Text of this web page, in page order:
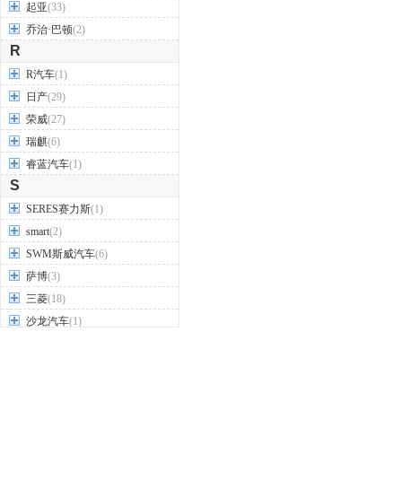
起亚(33)
乔治·巴顿(2)
R
R汽车(1)
日产(29)
荣威(27)
瑞麒(6)
睿蓝汽车(1)
S
SERES赛力斯(1)
smart(2)
SWM斯威汽车(6)
萨博(3)
三菱(18)
沙龙汽车(1)